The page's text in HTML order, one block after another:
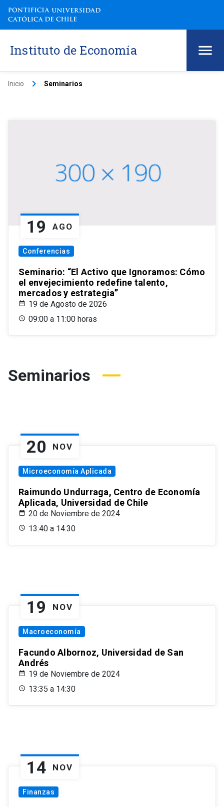
Instituto de Economía
Inicio keyboard_arrow_right Seminarios
19 AGO
Conferencias
Seminario: “El Activo que Ignoramos: Cómo
el envejecimiento redefine talento,
mercados y estrategia”
19 de Agosto de 2026
09:00 a 11:00 horas
Seminarios
20 NOV
Microeconomía Aplicada
Raimundo Undurraga, Centro de Economía
Aplicada, Universidad de Chile
20 de Noviembre de 2024
13:40 a 14:30
19 NOV
Macroeconomía
Facundo Albornoz, Universidad de San
Andrés
19 de Noviembre de 2024
13:35 a 14:30
14 NOV
Finanzas